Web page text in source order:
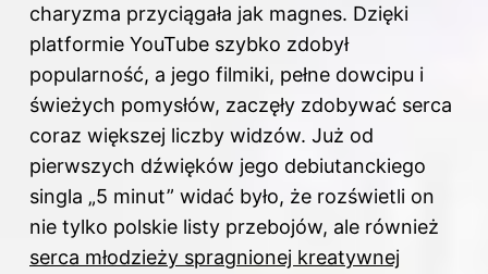
charyzma przyciągała jak magnes. Dzięki
platformie YouTube szybko zdobył
popularność, a jego filmiki, pełne dowcipu i
świeżych pomysłów, zaczęły zdobywać serca
coraz większej liczby widzów. Już od
pierwszych dźwięków jego debiutanckiego
singla „5 minut” widać było, że rozświetli on
nie tylko polskie listy przebojów, ale również
serca młodzieży spragnionej kreatywnej